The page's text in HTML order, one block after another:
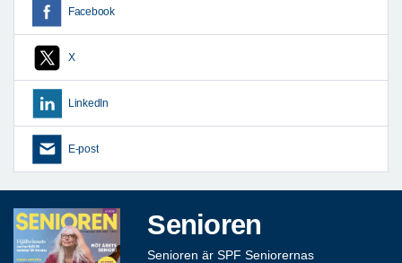
Facebook
X
LinkedIn
E-post
Senioren
Senioren är SPF Seniorernas